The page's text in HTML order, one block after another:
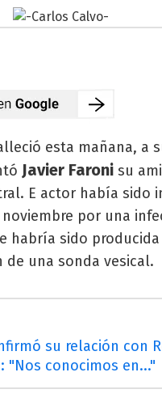
esta mañana, a
Javier Faroni su
E actor había sido
por una
habría sido
de una sonda vesical.
su relación con
"Nos conocimos en..."